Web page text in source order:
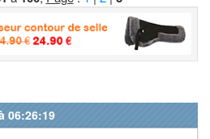
06:26:19